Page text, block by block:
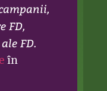
FD,
FD.
în